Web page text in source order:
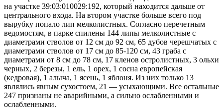
на участке 39:03:010029:192, который находится дальше от
центрального входа. На втором участке больше всего под
вырубку попало лип мелколистных. Согласно перечетным
ведомостям, в парке спилены 144 липы мелколистные с
диаметрами стволов от 12 см до 92 см, 65 дубов черешчатых с
диаметрами стволов от 17 см до 85-120 см, 43 граба с
диаметрами от 8 см до 78 см, 17 кленов остролистных, 3 ольхи
черных, 2 березы, 1 ель, 1 орех, 1 сосна европейская
(кедровая), 1 алыча, 1 ясень, 1 яблоня. Из них только 13
являлись явным сухостоем, 21 — усыхающими. Все остальные
247 признаны не аварийными, а сильно ослабленными и
ослабленными.